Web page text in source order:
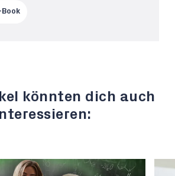
Book
könnten dich auch